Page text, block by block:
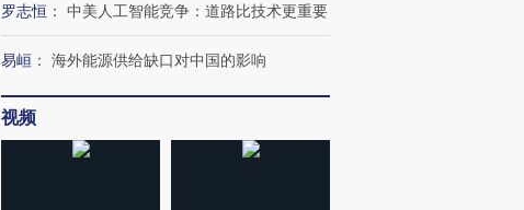
罗志恒 ： 中美人工智能竞争：道路比技术更重要
易峘 ： 海外能源供给缺口对中国的影响
视频